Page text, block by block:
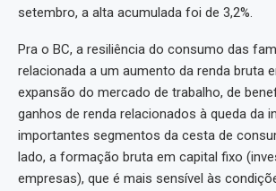
setembro, a alta acumulada foi de 3,2%.
Pra o BC, a resiliência do consumo das
relacionada a um aumento da renda bruta
expansão do mercado de trabalho, de
ganhos de renda relacionados à queda da
importantes segmentos da cesta de
lado, a formação bruta em capital fixo
empresas), que é mais sensível às